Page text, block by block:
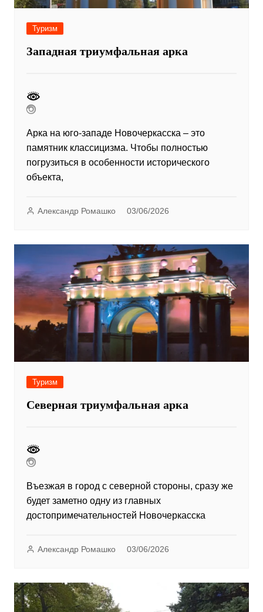
Туризм
Западная триумфальная арка
Арка на юго-западе Новочеркасска – это
памятник классицизма. Чтобы полностью
погрузиться в особенности исторического
объекта,
Александр Ромашко 03/06/2026
Туризм
Северная триумфальная арка
Въезжая в город с северной стороны, сразу же
будет заметно одну из главных
достопримечательностей Новочеркасска
Александр Ромашко 03/06/2026